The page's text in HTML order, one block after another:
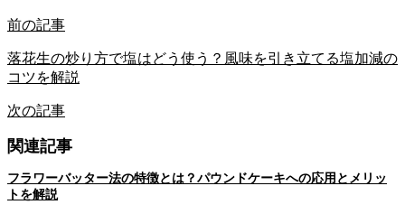
前の記事
落花生の炒り方で塩はどう使う？風味を引き立てる塩加減の
コツを解説
次の記事
関連記事
フラワーバッター法の特徴とは？パウンドケーキへの応用とメリッ
トを解説